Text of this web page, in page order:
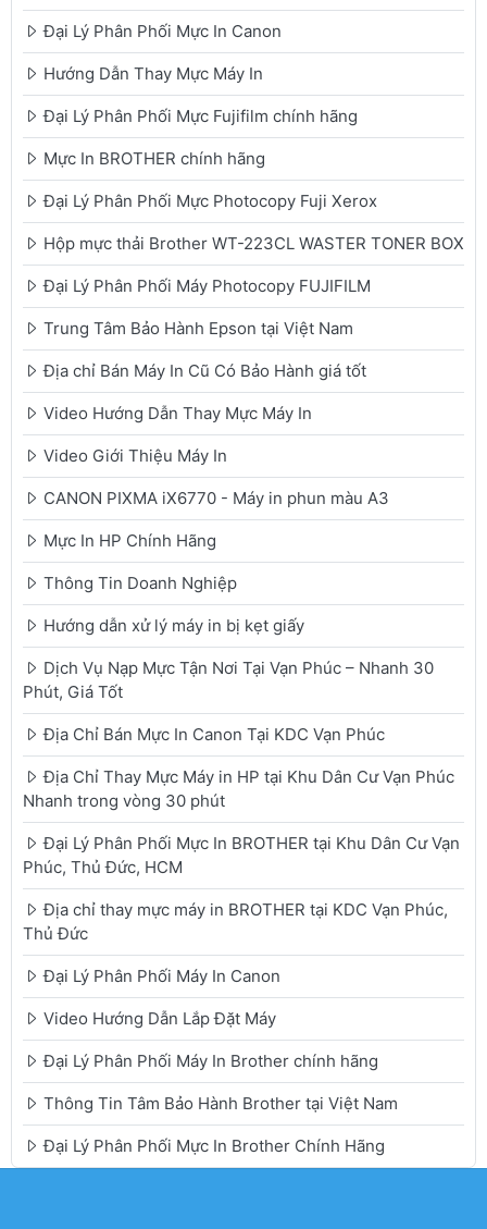
Đại Lý Phân Phối Mực In Canon
Hướng Dẫn Thay Mực Máy In
Đại Lý Phân Phối Mực Fujifilm chính hãng
Mực In BROTHER chính hãng
Đại Lý Phân Phối Mực Photocopy Fuji Xerox
Hộp mực thải Brother WT-223CL WASTER TONER BOX
Đại Lý Phân Phối Máy Photocopy FUJIFILM
Trung Tâm Bảo Hành Epson tại Việt Nam
Địa chỉ Bán Máy In Cũ Có Bảo Hành giá tốt
Video Hướng Dẫn Thay Mực Máy In
Video Giới Thiệu Máy In
CANON PIXMA iX6770 - Máy in phun màu A3
Mực In HP Chính Hãng
Thông Tin Doanh Nghiệp
Hướng dẫn xử lý máy in bị kẹt giấy
Dịch Vụ Nạp Mực Tận Nơi Tại Vạn Phúc – Nhanh 30
Phút, Giá Tốt
Địa Chỉ Bán Mực In Canon Tại KDC Vạn Phúc
Địa Chỉ Thay Mực Máy in HP tại Khu Dân Cư Vạn Phúc
Nhanh trong vòng 30 phút
Đại Lý Phân Phối Mực In BROTHER tại Khu Dân Cư Vạn
Phúc, Thủ Đức, HCM
Địa chỉ thay mực máy in BROTHER tại KDC Vạn Phúc,
Thủ Đức
Đại Lý Phân Phối Máy In Canon
Video Hướng Dẫn Lắp Đặt Máy
Đại Lý Phân Phối Máy In Brother chính hãng
Thông Tin Tâm Bảo Hành Brother tại Việt Nam
Đại Lý Phân Phối Mực In Brother Chính Hãng